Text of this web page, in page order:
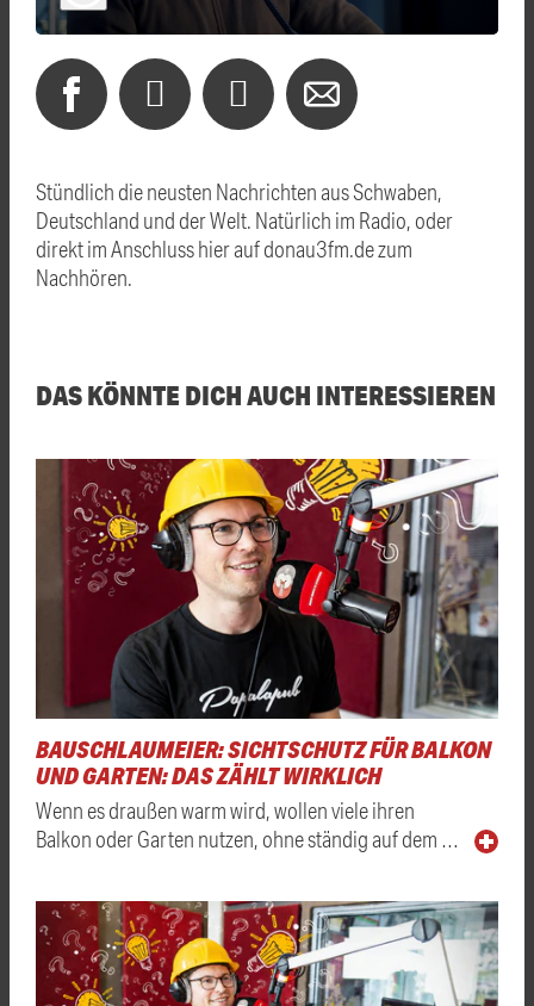
Stündlich die neusten Nachrichten aus Schwaben,
Deutschland und der Welt. Natürlich im Radio, oder
direkt im Anschluss hier auf donau3fm.de zum
Nachhören.
DAS KÖNNTE DICH AUCH INTERESSIEREN
BAUSCHLAUMEIER: SICHTSCHUTZ FÜR BALKON
UND GARTEN: DAS ZÄHLT WIRKLICH
Wenn es draußen warm wird, wollen viele ihren
Balkon oder Garten nutzen, ohne ständig auf dem …